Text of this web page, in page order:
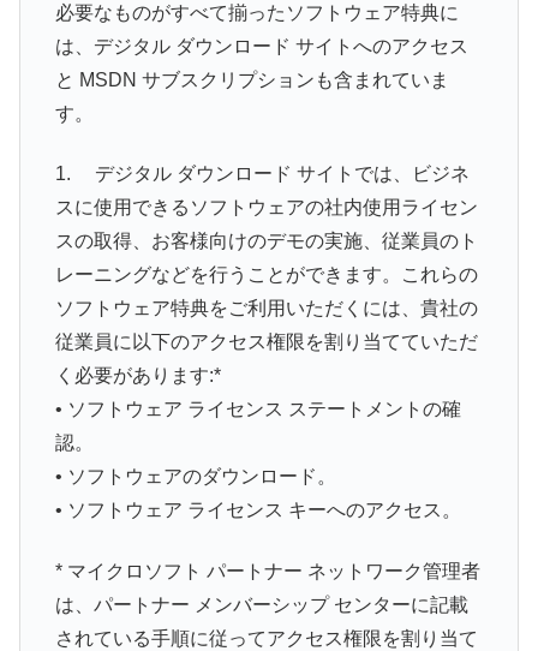
必要なものがすべて揃ったソフトウェア特典に
は、デジタル ダウンロード サイトへのアクセス
と MSDN サブスクリプションも含まれていま
す。
1. デジタル ダウンロード サイトでは、ビジネ
スに使用できるソフトウェアの社内使用ライセン
スの取得、お客様向けのデモの実施、従業員のト
レーニングなどを行うことができます。これらの
ソフトウェア特典をご利用いただくには、貴社の
従業員に以下のアクセス権限を割り当てていただ
く必要があります:*
• ソフトウェア ライセンス ステートメントの確
認。
• ソフトウェアのダウンロード。
• ソフトウェア ライセンス キーへのアクセス。
* マイクロソフト パートナー ネットワーク管理者
は、パートナー メンバーシップ センターに記載
されている手順に従ってアクセス権限を割り当て